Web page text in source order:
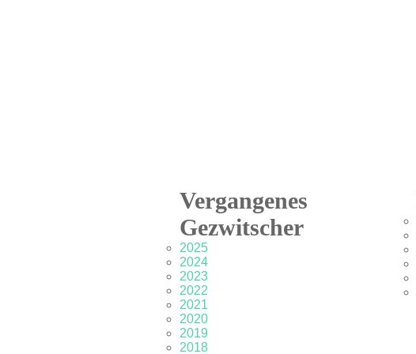
Vergangenes
Gezwitscher
2025
2024
2023
2022
2021
2020
2019
2018